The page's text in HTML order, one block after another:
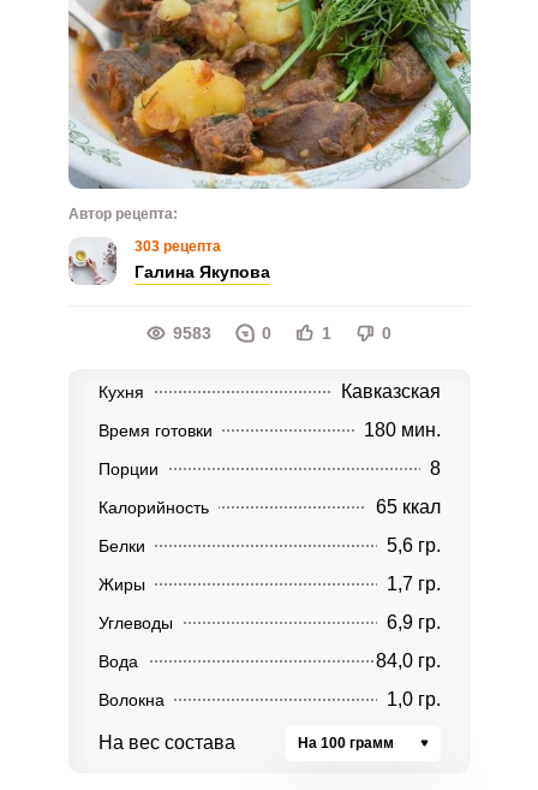
Автор рецепта:
303 рецепта
Галина Якупова
9583 0 1 0
Кухня Кавказская
Время готовки 180 мин.
Порции 8
Калорийность 65 ккал
Белки 5,6 гр.
Жиры 1,7 гр.
Углеводы 6,9 гр.
Вода 84,0 гр.
Волокна 1,0 гр.
На вес состава На 100 грамм